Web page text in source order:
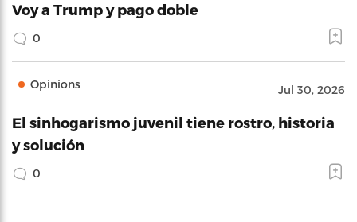
Voy a Trump y pago doble
0
Opinions Jul 30, 2026
El sinhogarismo juvenil tiene rostro, historia
y solución
0